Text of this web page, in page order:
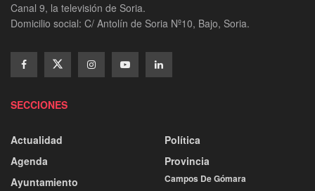
Canal 9, la televisión de Soria.
Domicilio social: C/ Antolín de Soria Nº10, Bajo, Soria.
SECCIONES
Actualidad
Agenda
Ayuntamiento
Política
Provincia
Campos De Gómara